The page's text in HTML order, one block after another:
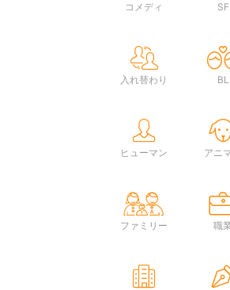
コメディ SF
入れ替わり BL
ヒューマン アニ
ファミリー 職